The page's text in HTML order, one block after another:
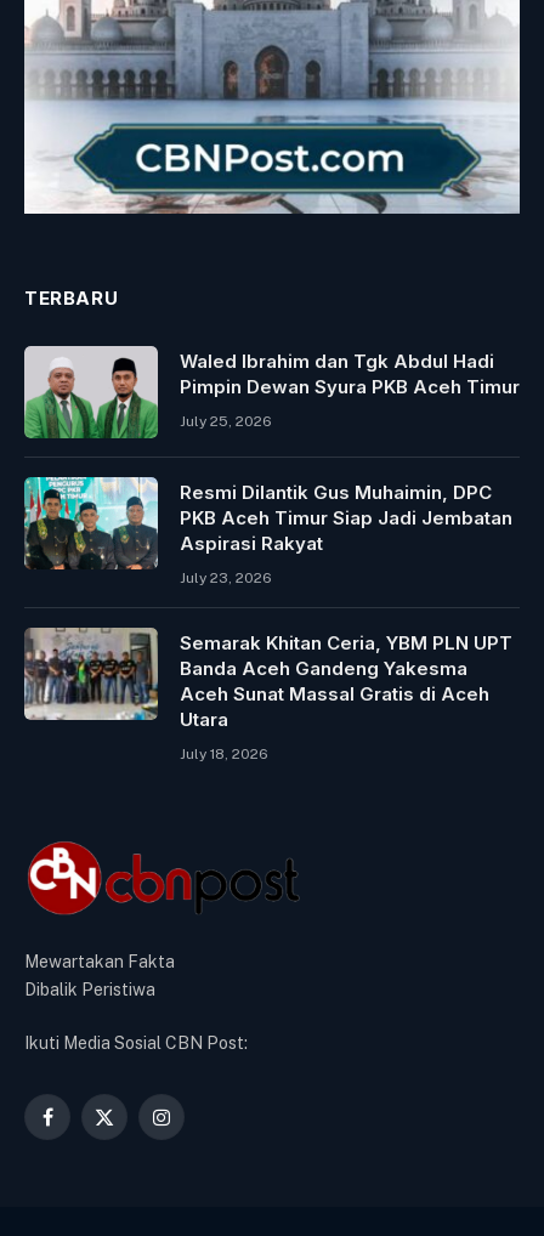
TERBARU
Waled Ibrahim dan Tgk Abdul Hadi
Pimpin Dewan Syura PKB Aceh Timur
July 25, 2026
Resmi Dilantik Gus Muhaimin, DPC
PKB Aceh Timur Siap Jadi Jembatan
Aspirasi Rakyat
July 23, 2026
Semarak Khitan Ceria, YBM PLN UPT
Banda Aceh Gandeng Yakesma
Aceh Sunat Massal Gratis di Aceh
Utara
July 18, 2026
Mewartakan Fakta
Dibalik Peristiwa
Ikuti Media Sosial CBN Post:
Facebook
X
Instagram